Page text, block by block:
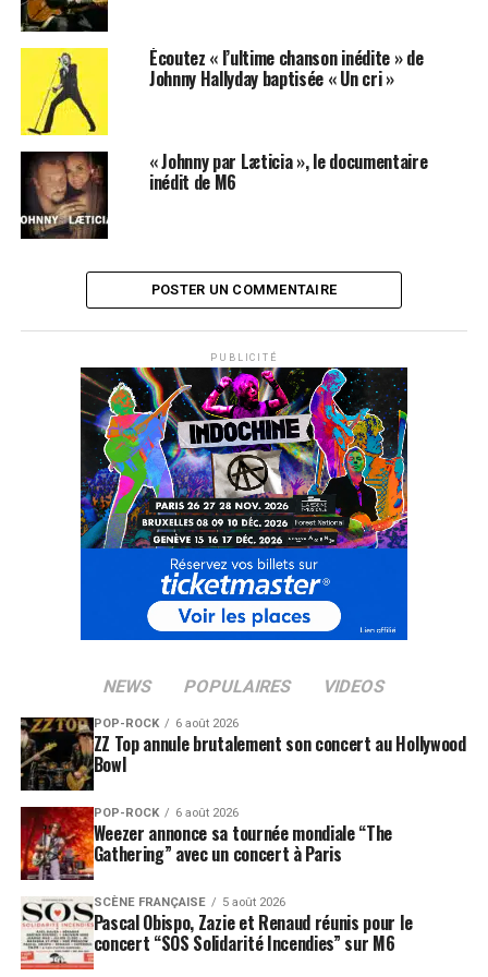
Pour télécharger les albums de
rendez-vous dans notre rubriqueMP3oucliquez ici
SUJETS ASSOCIÉS:
Écoutez « l’ultime chanson inédite » de
Johnny Hallyday baptisée « Un cri »
« Johnny par Læticia », le documentaire
inédit de M6
POSTER UN COMMENTAIRE
PUBLICITÉ
NEWS POPULAIRES VIDEOS
POP-ROCK 6 août 2026
ZZ Top annule brutalement son concert au Hollywood
Bowl
POP-ROCK 6 août 2026
Weezer annonce sa tournée mondiale “The
Gathering” avec un concert à Paris
SCÈNE FRANÇAISE 5 août 2026
Pascal Obispo, Zazie et Renaud réunis pour le
concert “SOS Solidarité Incendies” sur M6